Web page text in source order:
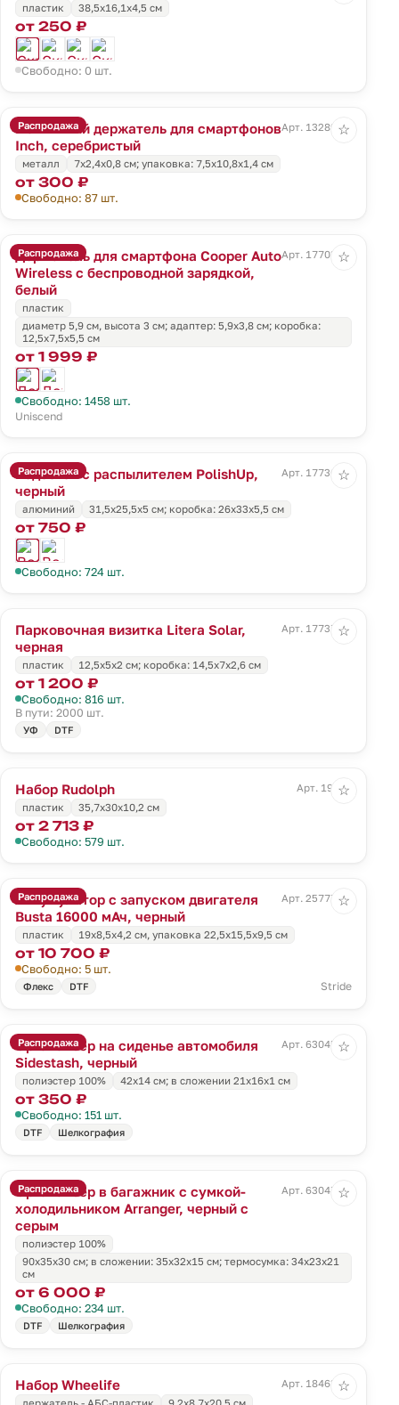
пластик
38,5x16,1x4,5 см
от 250 ₽
Свободно: 0 шт.
Распродажа
Магнитный держатель для смартфонов
Inch, серебристый
Арт. 13289.10
металл 7х2,4х0,8 см; упаковка: 7,5x10,8x1,4 см
от 300 ₽
Свободно: 87 шт.
☆
Распродажа
Держатель для смартфона Cooper Auto
Wireless с беспроводной зарядкой,
белый
Арт. 17703.60
пластик
диаметр 5,9 см, высота 3 см; адаптер: 5,9х3,8 см; коробка:
12,5х7,5х5,5 см
от 1 999 ₽
Свободно: 1458 шт.
Uniscend
☆
Распродажа
Водосгон с распылителем PolishUp,
черный
Арт. 17736.30
алюминий 31,5х25,5х5 см; коробка: 26х33х5,5 см
от 750 ₽
Свободно: 724 шт.
☆
Парковочная визитка Litera Solar,
черная
Арт. 17737.30
пластик 12,5х5х2 см; коробка: 14,5х7х2,6 см
от 1 200 ₽
Свободно: 816 шт.
В пути: 2000 шт.
УФ DTF
☆
Набор Rudolph
Арт. 19316
пластик
35,7х30х10,2 см
от 2 713 ₽
Свободно: 579 шт.
☆
Распродажа
Аккумулятор с запуском двигателя
Busta 16000 мАч, черный
Арт. 25777.30
пластик 19х8,5х4,2 см, упаковка 22,5х15,5х9,5 см
от 10 700 ₽
Свободно: 5 шт.
Флекс DTF Stride
☆
Распродажа
Органайзер на сиденье автомобиля
Sidestash, черный
Арт. 63045.30
полиэстер 100% 42х14 см; в сложении 21x16x1 см
от 350 ₽
Свободно: 151 шт.
DTF Шелкография
☆
Распродажа
Органайзер в багажник с сумкой-
холодильником Arranger, черный с
серым
Арт. 63047.31
полиэстер 100%
90х35х30 см; в сложении: 35х32х15 см; термосумка: 34х23х21
см
от 6 000 ₽
Свободно: 234 шт.
DTF Шелкография
☆
Набор Wheelife
Арт. 18463.30
☆